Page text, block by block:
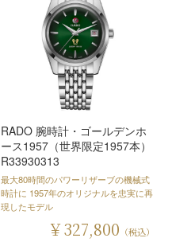
RADO 腕時計・ゴールデンホ
ース1957（世界限定1957本）
R33930313
最大80時間のパワーリザーブの機械式
時計に 1957年のオリジナルを忠実に再
現したモデル
￥327,800 （税込）